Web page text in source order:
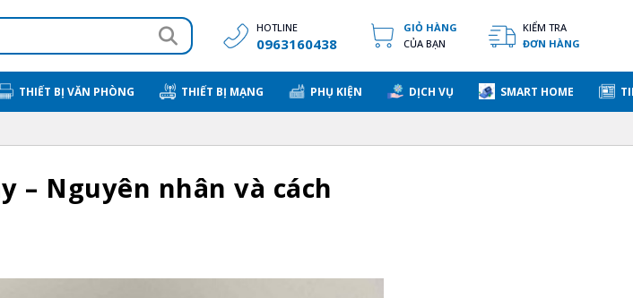
HOTLINE
0963160438
GIỎ HÀNG
CỦA BẠN
KIỂM TRA
ĐƠN HÀNG
THIẾT BỊ VĂN PHÒNG THIẾT BỊ MẠNG PHỤ KIỆN DỊCH VỤ SMART HOME
– Nguyên nhân và cách